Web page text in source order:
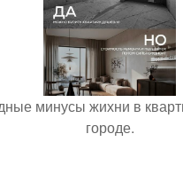
минусы жихни в
городе.